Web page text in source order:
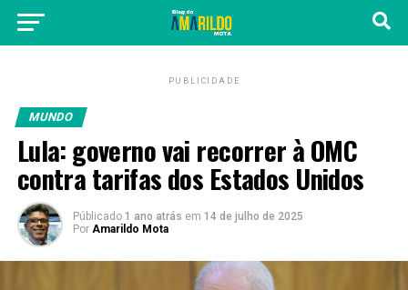
PUBLICIDADE
MUNDO
Lula: governo vai recorrer à OMC
contra tarifas dos Estados Unidos
Públicado 1 ano atrás em 14 de julho de 2025
Por Amarildo Mota